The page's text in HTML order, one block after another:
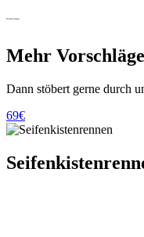
Weitere Ideen
Mehr
Dann stöbert gerne durch
69€